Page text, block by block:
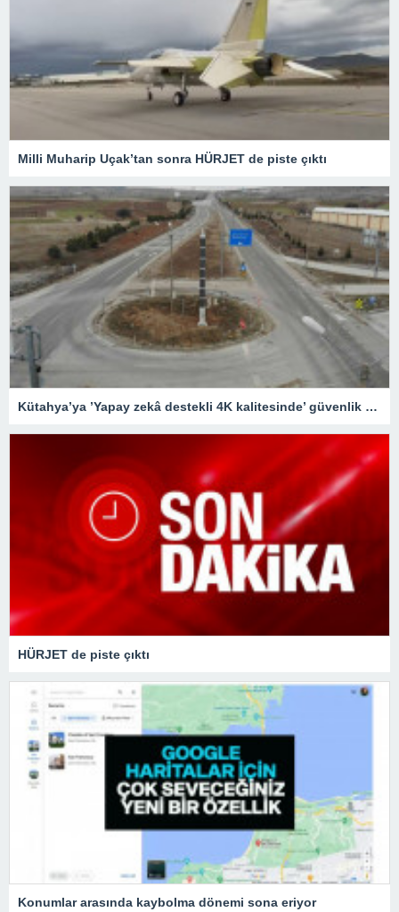
Milli Muharip Uçak’tan sonra HÜRJET de piste çıktı
Kütahya’ya ’Yapay zekâ destekli 4K kalitesinde’ güvenlik kameraları
HÜRJET de piste çıktı
Konumlar arasında kaybolma dönemi sona eriyor